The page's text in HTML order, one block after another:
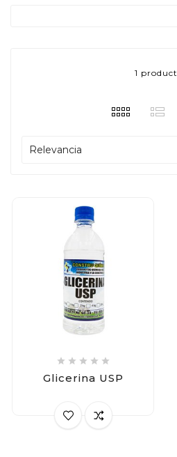
1
Relevancia
    
Glicerina USP